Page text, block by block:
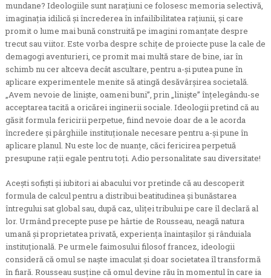
mundane? Ideologiile sunt narațiuni ce folosesc memoria selectivă,
imaginația idilică și încrederea în infailibilitatea rațiunii, și care
promit o lume mai bună construită pe imagini romanțate despre
trecut sau viitor. Este vorba despre schițe de proiecte puse la cale de
demagogi aventurieri, ce promit mai multă stare de bine, iar în
schimb nu cer altceva decât ascultare, pentru a-și putea pune în
aplicare experimentele menite să atingă desăvârșirea societală.
„Avem nevoie de liniște, oameni buni”, prin „liniște” înțelegându-se
acceptarea tacită a oricărei inginerii sociale. Ideologii pretind că au
găsit formula fericirii perpetue, fiind nevoie doar de a le acorda
încredere și pârghiile instituționale necesare pentru a-și pune în
aplicare planul. Nu este loc de nuanțe, căci fericirea perpetuă
presupune rații egale pentru toți. Adio personalitate sau diversitate!
Acești sofiști și iubitori ai abacului vor pretinde că au descoperit
formula de calcul pentru a distribui beatitudinea și bunăstarea
întregului sat global sau, după caz, uliței tribului pe care îl declară al
lor. Urmând precepte puse pe hârtie de Rousseau, neagă natura
umană și proprietatea privată, experiența înaintașilor și rânduiala
instituțională. Pe urmele faimosului filosof francez, ideologii
consideră că omul se naște imaculat și doar societatea îl transformă
în fiară. Rousseau susține că omul devine rău în momentul în care ia